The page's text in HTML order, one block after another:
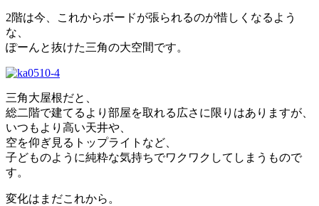
2階は今、これからボードが張られるのが惜しくなるよう
な、
ぽーんと抜けた三角の大空間です。
三角大屋根だと、
総二階で建てるより部屋を取れる広さに限りはありますが、
いつもより高い天井や、
空を仰ぎ見るトップライトなど、
子どものように純粋な気持ちでワクワクしてしまうもので
す。
変化はまだこれから。